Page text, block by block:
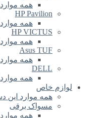
همه
HP Pavilion
همه
HP VICTUS
همه
Asus TUF
همه
DELL
همه
لوازم خاص
همه موارد این
مسواک برقی
همه